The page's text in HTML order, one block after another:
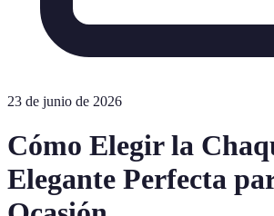
23 de junio de 2026
Cómo Elegir la
Elegante Perfecta